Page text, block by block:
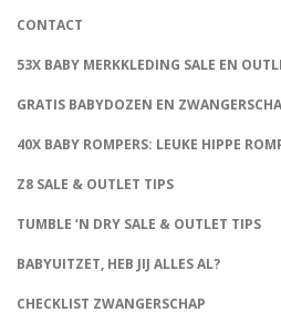
CONTACT
53X BABY MERKKLEDING SALE EN
GRATIS BABYDOZEN EN
40X BABY ROMPERS: LEUKE HIPPE
Z8 SALE & OUTLET TIPS
TUMBLE ‘N DRY SALE & OUTLET TIPS
BABYUITZET, HEB JIJ ALLES AL?
CHECKLIST ZWANGERSCHAP